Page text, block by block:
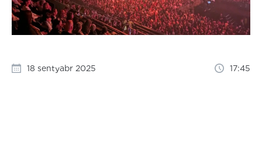
18 sentyabr 2025 17:45